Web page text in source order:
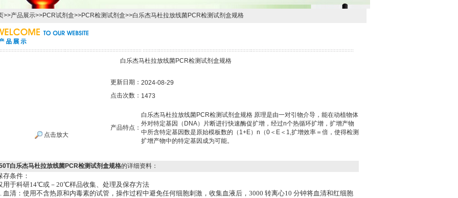
>>产品展示>>PCR试剂盒>>PCR检测试剂盒>>白乐杰马杜拉放线菌PCR检测试剂盒规格
白乐杰马杜拉放线菌PCR检测试剂盒规格
点击放大
更新日期： 2024-08-29
点击次数： 1473
产品特点：
白乐杰马杜拉放线菌PCR检测试剂盒规格 原理是由一对引物介导，能在动植物体
外对特定基因（DNA）片断进行快速酶促扩增，经过n个热循环扩增，扩增产物
中所含特定基因数是原始模板数的（1+E）n（0＜E＜1,扩增效率＝倍，使得检测
扩增产物中的特定基因成为可能。
白乐杰马杜拉放线菌PCR检测试剂盒规格的详细资料：
存条件：
用于科研14℃或－20℃样品收集、处理及保存方法
血清：使用不含热原和内毒素的试管，操作过程中避免任何细胞刺激，收集血液后，3000 转离心10 分钟将血清和红细胞